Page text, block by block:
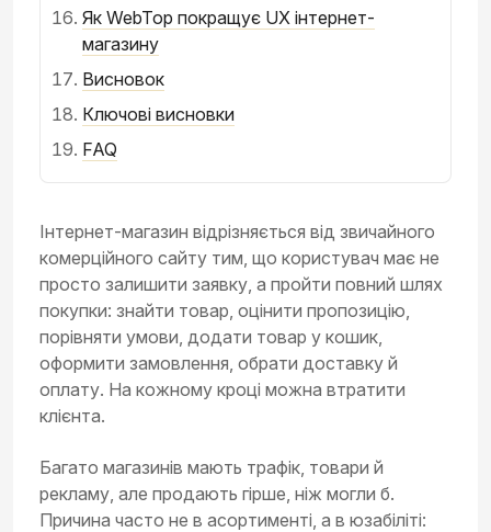
Як WebTop покращує UX інтернет-
магазину
Висновок
Ключові висновки
FAQ
Інтернет-магазин відрізняється від звичайного
комерційного сайту тим, що користувач має не
просто залишити заявку, а пройти повний шлях
покупки: знайти товар, оцінити пропозицію,
порівняти умови, додати товар у кошик,
оформити замовлення, обрати доставку й
оплату. На кожному кроці можна втратити
клієнта.
Багато магазинів мають трафік, товари й
рекламу, але продають гірше, ніж могли б.
Причина часто не в асортименті, а в юзабіліті: